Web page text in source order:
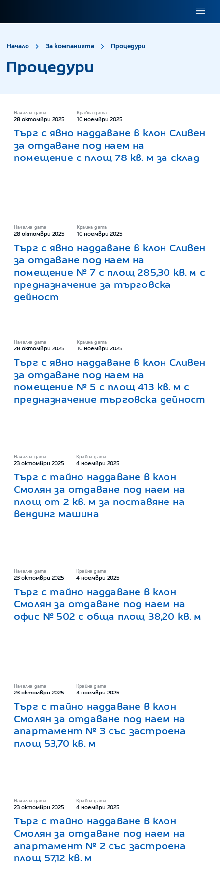
Начало За компанията Процедури
Процедури
Начална дата
28 октомври 2025
Крайна дата
10 ноември 2025
Търг с явно наддаване в клон Сливен
за отдаване под наем на
помещение с площ 78 кв. м за склад
Начална дата
28 октомври 2025
Крайна дата
10 ноември 2025
Търг с явно наддаване в клон Сливен
за отдаване под наем на
помещение № 7 с площ 285,30 кв. м с
предназначение за търговска
дейност
Начална дата
28 октомври 2025
Крайна дата
10 ноември 2025
Търг с явно наддаване в клон Сливен
за отдаване под наем на
помещение № 5 с площ 413 кв. м с
предназначение търговска дейност
Начална дата
23 октомври 2025
Крайна дата
4 ноември 2025
Търг с тайно наддаване в клон
Смолян за отдаване под наем на
площ от 2 кв. м за поставяне на
вендинг машина
Начална дата
23 октомври 2025
Крайна дата
4 ноември 2025
Търг с тайно наддаване в клон
Смолян за отдаване под наем на
офис № 502 с обща площ 38,20 кв. м
Начална дата
23 октомври 2025
Крайна дата
4 ноември 2025
Търг с тайно наддаване в клон
Смолян за отдаване под наем на
апартамент № 3 със застроена
площ 53,70 кв. м
Начална дата
23 октомври 2025
Крайна дата
4 ноември 2025
Търг с тайно наддаване в клон
Смолян за отдаване под наем на
апартамент № 2 със застроена
площ 57,12 кв. м